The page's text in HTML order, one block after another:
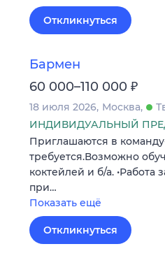
Откликнуться
Бармен
60 000–110 000 ₽
18 июля 2026 Москва
ИНДИВИДУАЛЬНЫЙ
Приглашаются в
требуется.Возможно
коктейлей и б/а.
при…
Показать ещё
Откликнуться